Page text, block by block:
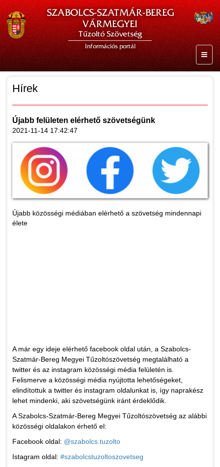
SZABOLCS-SZATMÁR-BEREG
VÁRMEGYEI
Tűzoltó Szövetség
Információs portál
Hírek
Újabb felületen elérhető szövetségünk
2021-11-14 17:42:47
Újabb közösségi médiában elérhető a szövetség mindennapi
élete
A már egy ideje elérhető facebook oldal után, a Szabolcs-
Szatmár-Bereg Megyei Tűzoltószövetség megtalálható a
twitter és az instagram közösségi média felületén is.
Felismerve a közösségi média nyújtotta lehetőségeket,
elindítottuk a twitter és instagram oldalunkat is, így naprakész
lehet mindenki, aki szövetségünk iránt érdeklődik.
A Szabolcs-Szatmár-Bereg Megyei Tűzoltószövetség az alábbi
közösségi oldalakon érhető el:
Facebook oldal: @szabolcs.tuzolto
Istagram oldal: #szabolcstuzoltoszovetseg